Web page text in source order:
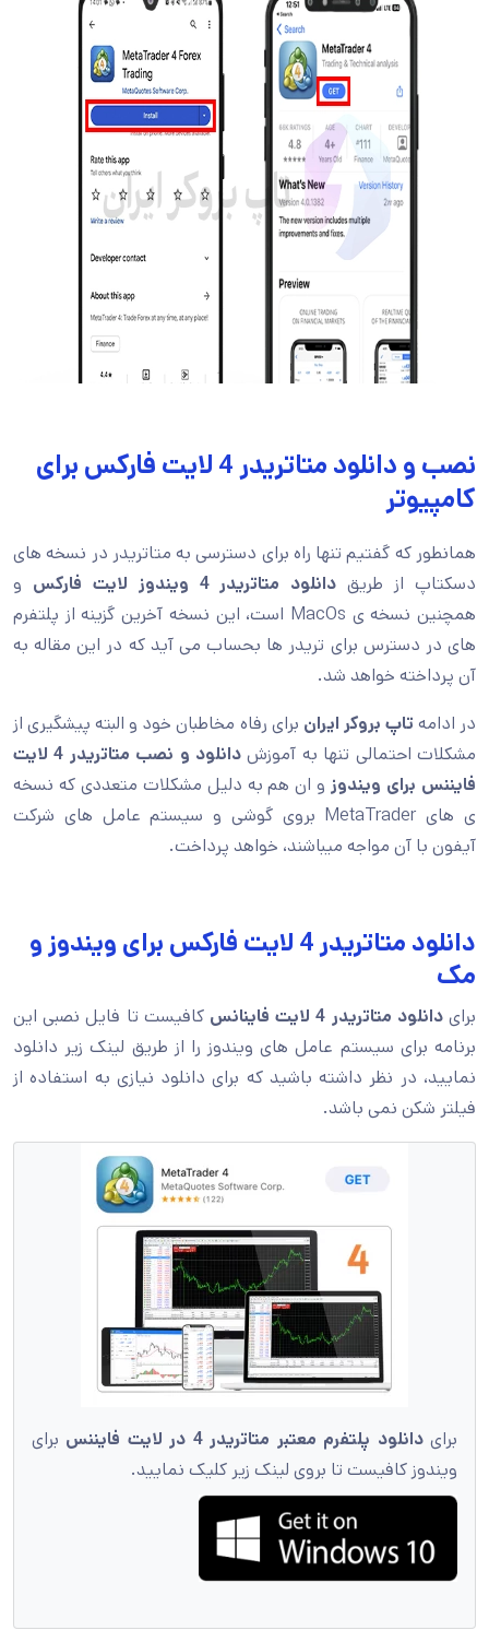
نصب و دانلود متاتریدر 4 لایت فارکس برای
کامپیوتر
همانطور که گفتیم تنها راه برای دسترسی به متاتریدر در نسخه های
دسکتاپ از طریقدانلود متاتریدر 4 ویندوز لایت فارکس
و
همچنین نسخه ی MacOs است، این نسخه آخرین گزینه از پلتفرم
های در دسترس برای تریدر ها بحساب می آید که در این مقاله به
آن پرداخته خواهد شد.
در ادامه تاپ بروکر ایران برای رفاه مخاطبان خود و البته پیشگیری از
مشکلات احتمالی تنها به آموزش
دانلود و نصب متاتریدر 4 لایت
فایننس برای ویندوزو ان هم به دلیل مشکلات متعددی که نسخه
ی های MetaTrader بروی گوشی و سیستم عامل های شرکت
آیفون با آن مواجه میباشند، خواهد پرداخت.
دانلود متاتریدر 4 لایت فارکس برای ویندوز و
مک
برایدانلود متاتریدر 4 لایت فاینانس
کافیست تا فایل نصبی این
برنامه برای سیستم عامل های ویندوز را از طریق لینک زیر دانلود
نمایید، در نظر داشته باشید که برای دانلود نیازی به استفاده از
فیلتر شکن نمی باشد.
برایدانلود پلتفرم معتبر متاتریدر 4 در لایت فایننس برای
ویندوز کافیست تا بروی لینک زیر کلیک نمایید.